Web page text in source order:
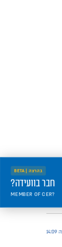
בהרצה | BETA
חבר בוועידה?
MEMBER OF CER?
Welcome to the new